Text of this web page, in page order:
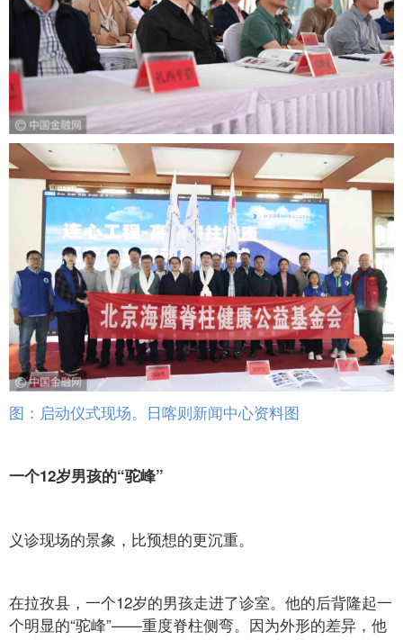
图：启动仪式现场。日喀则新闻中心资料图
一个12岁男孩的“驼峰”
义诊现场的景象，比预想的更沉重。
在拉孜县，一个12岁的男孩走进了诊室。他的后背隆起一
个明显的“驼峰”——重度脊柱侧弯。因为外形的差异，他